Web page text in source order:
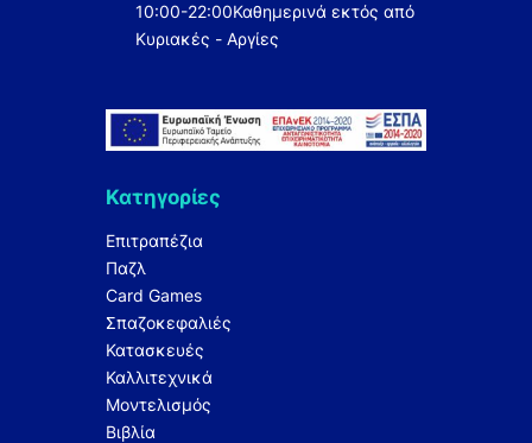
10:00-22:00Καθημερινά εκτός από
Κυριακές - Αργίες
Κατηγορίες
Επιτραπέζια
Παζλ
Card Games
Σπαζοκεφαλιές
Κατασκευές
Καλλιτεχνικά
Μοντελισμός
Βιβλία